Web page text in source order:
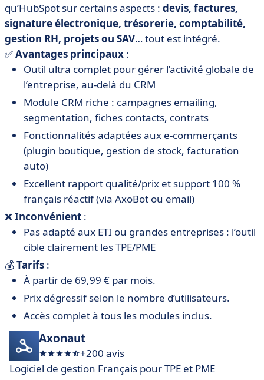
qu’HubSpot sur certains aspects : devis, factures,
signature électronique, trésorerie, comptabilité,
gestion RH, projets ou SAV… tout est intégré.
✅Avantages principaux :
Outil ultra complet pour gérer l’activité globale de
l’entreprise, au-delà du CRM
Module CRM riche : campagnes emailing,
segmentation, fiches contacts, contrats
Fonctionnalités adaptées aux e-commerçants
(plugin boutique, gestion de stock, facturation
auto)
Excellent rapport qualité/prix et support 100 %
français réactif (via AxoBot ou email)
❌Inconvénient :
Pas adapté aux ETI ou grandes entreprises : l’outil
cible clairement les TPE/PME
💰Tarifs :
À partir de 69,99 € par mois.
Prix dégressif selon le nombre d’utilisateurs.
Accès complet à tous les modules inclus.
Axonaut
+200 avis
Logiciel de gestion Français pour TPE et PME